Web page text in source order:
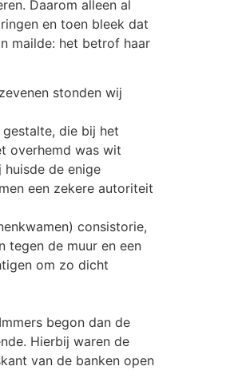
Daarom alleen al
en toen bleek dat
mailde: het betrof haar
stonden wij
die bij het
overhemd was wit
de enige
een zekere autoriteit
consistorie,
tegen de muur en een
om zo dicht
begon dan de
Hierbij waren de
van de banken open